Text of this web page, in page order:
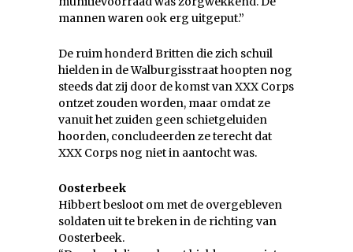
mannen waren ook erg uitgeput.”
De ruim honderd Britten die zich schuil
hielden in de Walburgisstraat hoopten nog
steeds dat zij door de komst van XXX Corps
ontzet zouden worden, maar omdat ze
vanuit het zuiden geen schietgeluiden
hoorden, concludeerden ze terecht dat
XXX Corps nog niet in aantocht was.
Oosterbeek
Hibbert besloot om met de overgebleven
soldaten uit te breken in de richting van
Oosterbeek.